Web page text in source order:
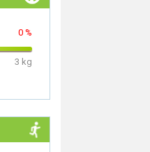
0 %
3 kg